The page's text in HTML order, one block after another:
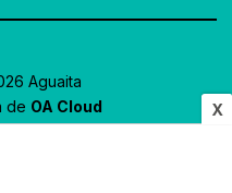
X
Aguaita
de OA Cloud